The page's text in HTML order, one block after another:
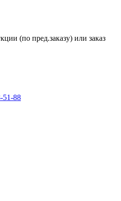
(по пред.заказу) или заказ
51-88